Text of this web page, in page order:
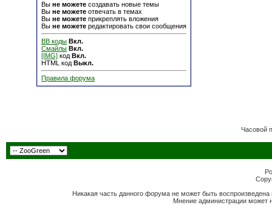
Вы не можете создавать новые темы
Вы не можете отвечать в темах
Вы не можете прикреплять вложения
Вы не можете редактировать свои сообщения
BB коды Вкл.
Смайлы Вкл.
[IMG] код Вкл.
HTML код Выкл.
Правила форума
Часовой
Никакая часть данного форума не может быть
Мнение администрации может